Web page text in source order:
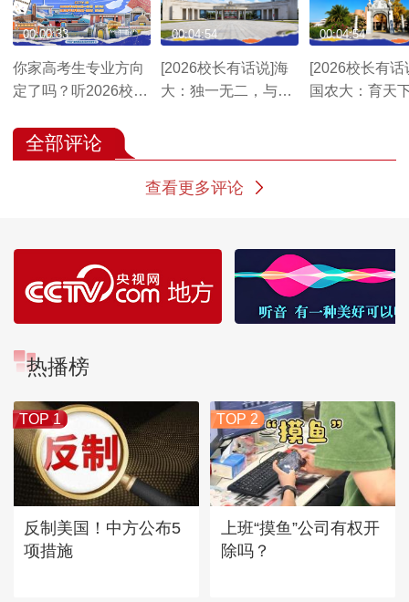
你家高考生专业方向
定了吗？听2026校长
00:00:33
[2026校长有话说]海
大：独一无二，与众
00:04:54
[2026校长有话
国农大：育天
00:04:54
全部评论
查看更多评论
热播榜
TOP 1
反制美国！中方公布5
项措施
TOP 2
上班“摸鱼”公司有权开
除吗？